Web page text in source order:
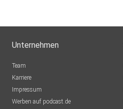
Unternehmen
Team
Karriere
Impressum
Werben auf podcast.de